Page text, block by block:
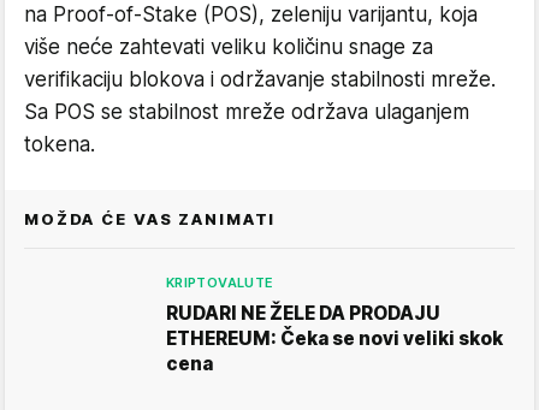
na Proof-of-Stake (POS), zeleniju varijantu, koja
više neće zahtevati veliku količinu snage za
verifikaciju blokova i održavanje stabilnosti mreže.
Sa POS se stabilnost mreže održava ulaganjem
tokena.
MOŽDA ĆE VAS ZANIMATI
KRIPTOVALUTE
RUDARI NE ŽELE DA PRODAJU
ETHEREUM: Čeka se novi veliki skok
cena